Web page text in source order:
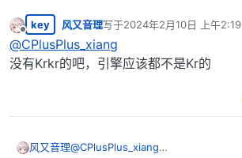
离线
key 风又音理写于2024年2月10日 上午2:19
最后由 编辑
@CPlusPlus_xiang
没有Krkr的吧，引擎应该都不是Kr的
风又音理@CPlusPlus_xiang